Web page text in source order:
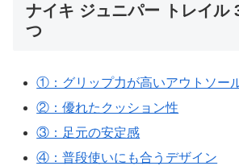
ナイキ ジュニパー トレイル
つ
①：グリップ力が高いアウトソー
②：優れたクッション性
③：足元の安定感
④：普段使いにも合うデザイン